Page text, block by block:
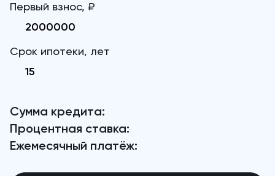
Первый взнос, ₽
Срок ипотеки, лет
Сумма кредита:
Процентная ставка:
Ежемесячный платёж: